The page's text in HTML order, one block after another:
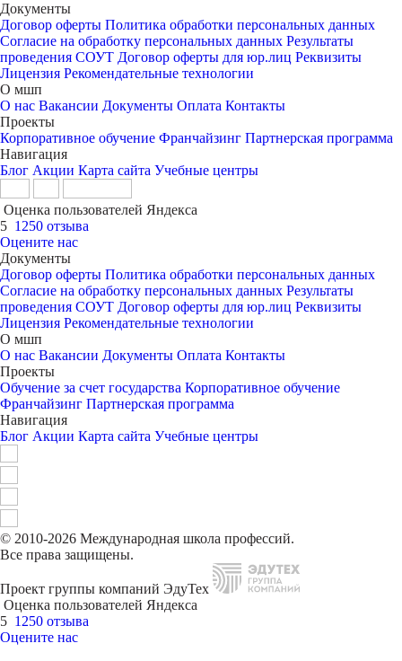
Документы
Договор оферты Политика обработки персональных данных
Согласие на обработку персональных данных Результаты
проведения СОУТ Договор оферты для юр.лиц Реквизиты
Лицензия Рекомендательные технологии
О мшп
О нас Вакансии Документы Оплата Контакты
Проекты
Корпоративное обучение Франчайзинг Партнерская программа
Навигация
Блог Акции Карта сайта Учебные центры
Оценка пользователей Яндекса
5 1250 отзыва
Оцените нас
Документы
Договор оферты Политика обработки персональных данных
Согласие на обработку персональных данных Результаты
проведения СОУТ Договор оферты для юр.лиц Реквизиты
Лицензия Рекомендательные технологии
О мшп
О нас Вакансии Документы Оплата Контакты
Проекты
Обучение за счет государства Корпоративное обучение
Франчайзинг Партнерская программа
Навигация
Блог Акции Карта сайта Учебные центры
© 2010-2026 Международная школа профессий.
Все права защищены.
Проект группы компаний ЭдуТех
Оценка пользователей Яндекса
5 1250 отзыва
Оцените нас